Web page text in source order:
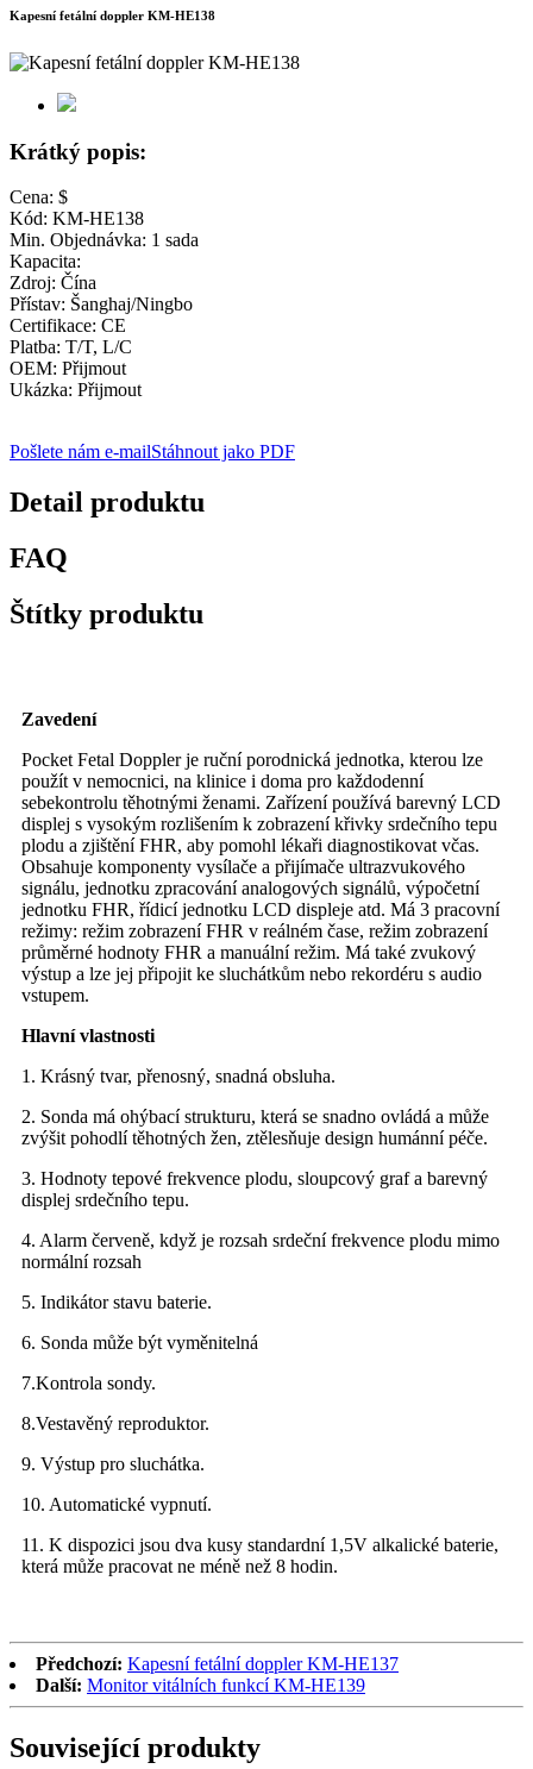
Kapesní fetální doppler KM-HE138
Krátký popis:
Cena: $
Kód: KM-HE138
Min. Objednávka: 1 sada
Kapacita:
Zdroj: Čína
Přístav: Šanghaj/Ningbo
Certifikace: CE
Platba: T/T, L/C
OEM: Přijmout
Ukázka: Přijmout
Pošlete nám e-mailStáhnout jako PDF
Detail produktu
FAQ
Štítky produktu
Zavedení
Pocket Fetal Doppler je ruční porodnická jednotka, kterou lze
použít v nemocnici, na klinice i doma pro každodenní
sebekontrolu těhotnými ženami. Zařízení používá barevný LCD
displej s vysokým rozlišením k zobrazení křivky srdečního tepu
plodu a zjištění FHR, aby pomohl lékaři diagnostikovat včas.
Obsahuje komponenty vysílače a přijímače ultrazvukového
signálu, jednotku zpracování analogových signálů, výpočetní
jednotku FHR, řídicí jednotku LCD displeje atd. Má 3 pracovní
režimy: režim zobrazení FHR v reálném čase, režim zobrazení
průměrné hodnoty FHR a manuální režim. Má také zvukový
výstup a lze jej připojit ke sluchátkům nebo rekordéru s audio
vstupem.
Hlavní vlastnosti
1. Krásný tvar, přenosný, snadná obsluha.
2. Sonda má ohýbací strukturu, která se snadno ovládá a může
zvýšit pohodlí těhotných žen, ztělesňuje design humánní péče.
3. Hodnoty tepové frekvence plodu, sloupcový graf a barevný
displej srdečního tepu.
4. Alarm červeně, když je rozsah srdeční frekvence plodu mimo
normální rozsah
5. Indikátor stavu baterie.
6. Sonda může být vyměnitelná
7.Kontrola sondy.
8.Vestavěný reproduktor.
9. Výstup pro sluchátka.
10. Automatické vypnutí.
11. K dispozici jsou dva kusy standardní 1,5V alkalické baterie,
která může pracovat ne méně než 8 hodin.
Předchozí: Kapesní fetální doppler KM-HE137
Další: Monitor vitálních funkcí KM-HE139
Související produkty